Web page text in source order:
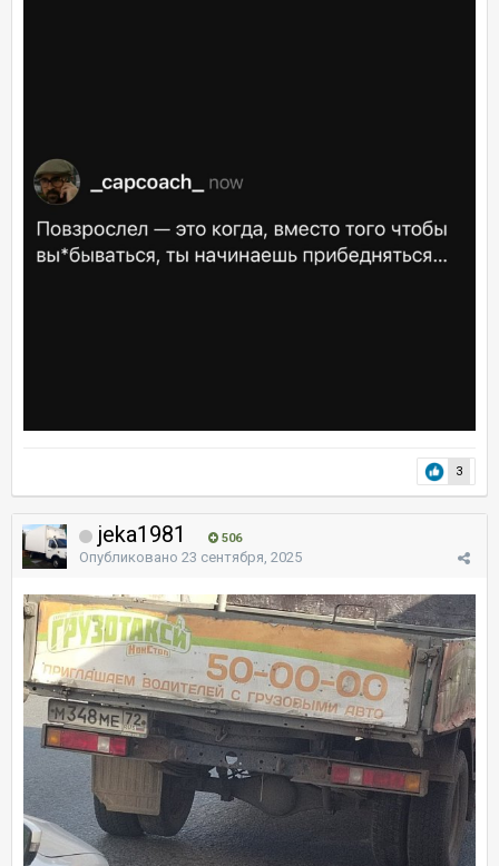
3
jeka1981 506
Опубликовано 23 сентября, 2025